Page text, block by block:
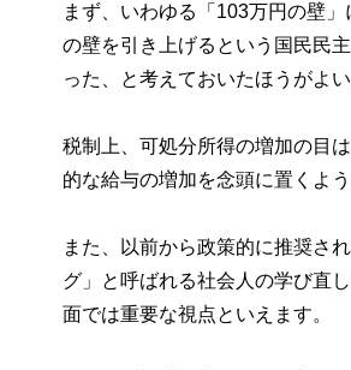
まず、いわゆる「103万円の壁
の壁を引き上げるという国民民
った、と考えておいたほうがよ
税制上、可処分所得の増加の目
的な給与の増加を念頭に置くよう
また、以前から政策的に推奨さ
グ」と呼ばれる社会人の学び直
面では重要な視点といえます。